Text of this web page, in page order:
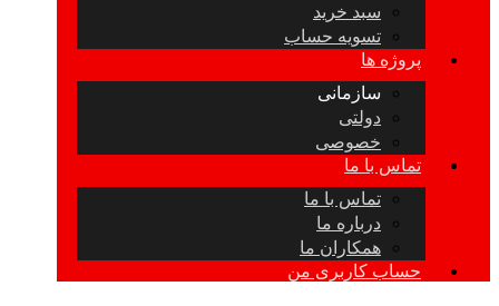
سبد خرید
تسویه حساب
پروژه ها
سازمانی
دولتی
خصوصی
تماس با ما
تماس با ما
درباره ما
همکاران ما
حساب کاربری من